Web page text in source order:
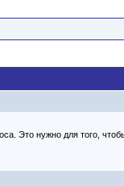
Это нужно для того,